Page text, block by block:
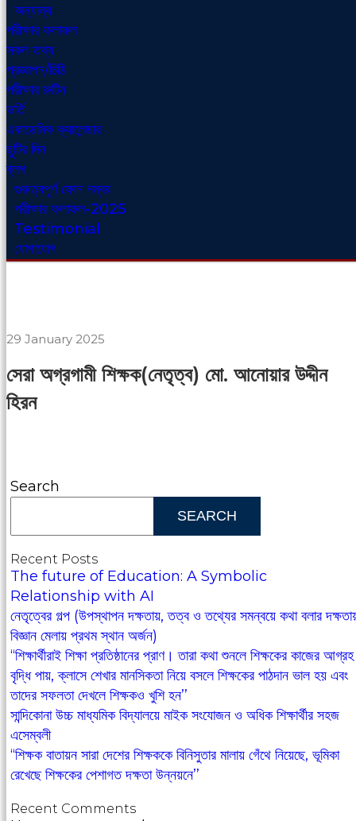
অন্যান্য
পরীক্ষার ফলাফল
সকল তথ্য
প্রজ্ঞাপন/চিঠি
পরীক্ষার রুটিন
ভর্তি
একাডেমিক ক্যালেন্ডার
ছুটির দিন
ব্লগ
গুরুত্বপূর্ণ ফোন নম্বর
পরীক্ষার ফলাফল-2025
Testimonial
যোগাযোগ
29 January 2025
সেরা অগ্রগামী শিক্ষক(নেতৃত্ব) মো. আনোয়ার উদ্দীন
হিরন
Search
SEARCH
Recent Posts
The future of Education: A Symbolic
Relationship with AI
নেতৃত্বের গল্প (উপস্থাপন দক্ষতায়, তত্ব ও তথ্যের সমন্বয়ে কথা বলার
বিজ্ঞান মেলায় প্রথম স্থান অর্জন)
‘‘শিক্ষার্থীরাই শিক্ষা প্রতিষ্ঠানের প্রাণ। তারা কথা শুনলে শিক্ষকের কাজের আগ্রহ
বৃদ্ধি পায়, ক্লাসে শেখার মানসিকতা নিয়ে বসলে শিক্ষকের পাঠদান ভাল হয় এবং
তাদের সফলতা দেখলে শিক্ষকও খুশি হন’’
সান্দিকোনা উচ্চ মাধ্যমিক বিদ্যালয়ে মাইক সংযোজন ও অধিক শিক্ষার্থীর সহজ
এসেম্বলী
‘‘শিক্ষক বাতায়ন সারা দেশের শিক্ষককে বিনিসুতার মালায় গেঁথে নিয়েছে, ভূমিকা
রেখেছে শিক্ষকের পেশাগত দক্ষতা উন্নয়নে’’
Recent Comments